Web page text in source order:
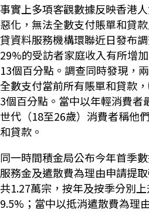
事實上多項客觀數據反映香港
惡化，無法全數支付賬單和貸
貸資料服務機構環聯近日發布
29%的受訪者家庭收入有所增
13個百分點。調查同時發現，
全數支付當前所有賬單和貸款
3個百分點。當中以年輕消費者
世代（18至26歲）消費者稱他
和貸款。
同一時間積金局公布今年首季
服務金及遣散費為理由申請提
共1.27萬宗，按年及按季分別
9.5%；當中以抵消遣散費為理